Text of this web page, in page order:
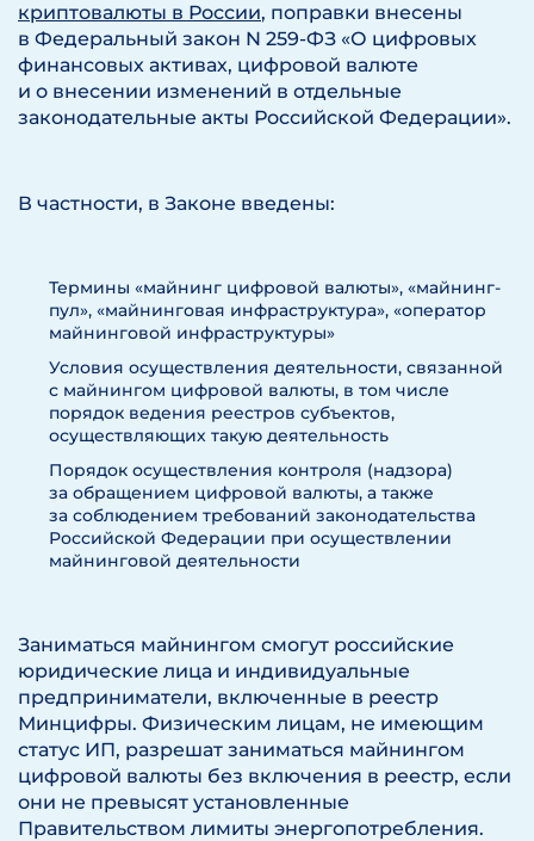
криптовалюты в России, поправки внесены
в Федеральный закон N 259-ФЗ «О цифровых
финансовых активах, цифровой валюте
и о внесении изменений в отдельные
законодательные акты Российской Федерации».
В частности, в Законе введены:
Термины «майнинг цифровой валюты», «майнинг-
пул», «майнинговая инфраструктура», «оператор
майнинговой инфраструктуры»
Условия осуществления деятельности, связанной
с майнингом цифровой валюты, в том числе
порядок ведения реестров субъектов,
осуществляющих такую деятельность
Порядок осуществления контроля (надзора)
за обращением цифровой валюты, а также
за соблюдением требований законодательства
Российской Федерации при осуществлении
майнинговой деятельности
Заниматься майнингом смогут российские
юридические лица и индивидуальные
предприниматели, включенные в реестр
Минцифры. Физическим лицам, не имеющим
статус ИП, разрешат заниматься майнингом
цифровой валюты без включения в реестр, если
они не превысят установленные
Правительством лимиты энергопотребления.